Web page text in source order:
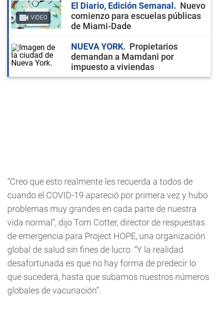
VIDEO
El Diario, Edición Semanal
Nuevo
comienzo para escuelas públicas
de Miami-Dade
NUEVA YORK
Propietarios
demandan a Mamdani por
impuesto a viviendas
“Creo que esto realmente les recuerda a todos de
cuando el COVID-19 apareció por primera vez y hubo
problemas muy grandes en cada parte de nuestra
vida normal”, dijo Tom Cotter, director de respuestas
de emergencia para Project HOPE, una organización
global de salud sin fines de lucro. “Y la realidad
desafortunada es que no hay forma de predecir lo
que sucederá, hasta que subamos nuestros números
globales de vacunación”.